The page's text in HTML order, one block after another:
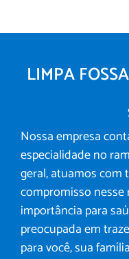
LIMPA
Nossa empresa
especialidade no
geral, atuamos com
compromisso
importância para
preocupada em
para você, sua